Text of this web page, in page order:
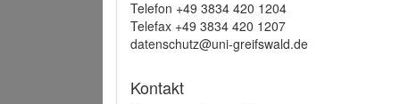
Telefon +49 3834 420 1204
Telefax +49 3834 420 1207
datenschutz@uni-greifswald.de
Kontakt